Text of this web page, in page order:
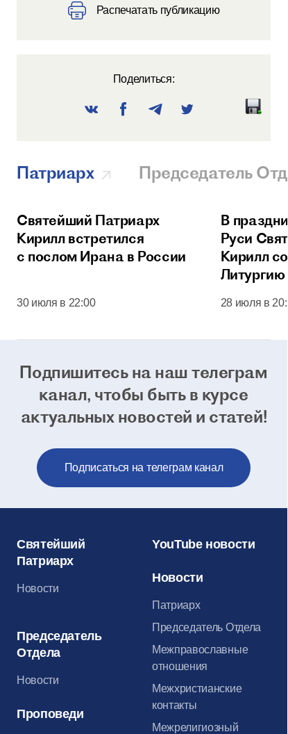
Распечатать публикацию
Поделиться:
Патриарх Председатель
Святейший Патриарх
Кирилл встретился
с послом Ирана в России
30 июля в 22:00
В
Руси
Кирилл
Кремля
28 июля в
Подпишитесь на наш телеграм
канал, чтобы быть в курсе
актуальных новостей и статей!
Подписаться на телеграм канал
Святейший
Патриарх
Новости
Председатель
Отдела
Новости
Проповеди
YouTube новости
Новости
Патриарх
Председатель Отдела
Межправославные
отношения
Межхристианские
контакты
Межрелигиозный